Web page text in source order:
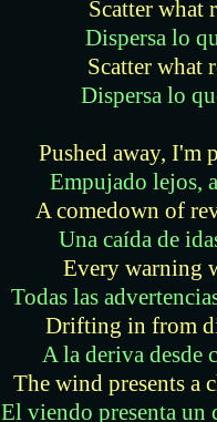
Scatter what
Dispersa lo
Scatter what
Dispersa lo
Pushed away, I'm
Empujado lejos,
A comedown of
Una caída de
Every warning
Todas las
Drifting in from
A la deriva desde
The wind presents a
El viendo presenta un